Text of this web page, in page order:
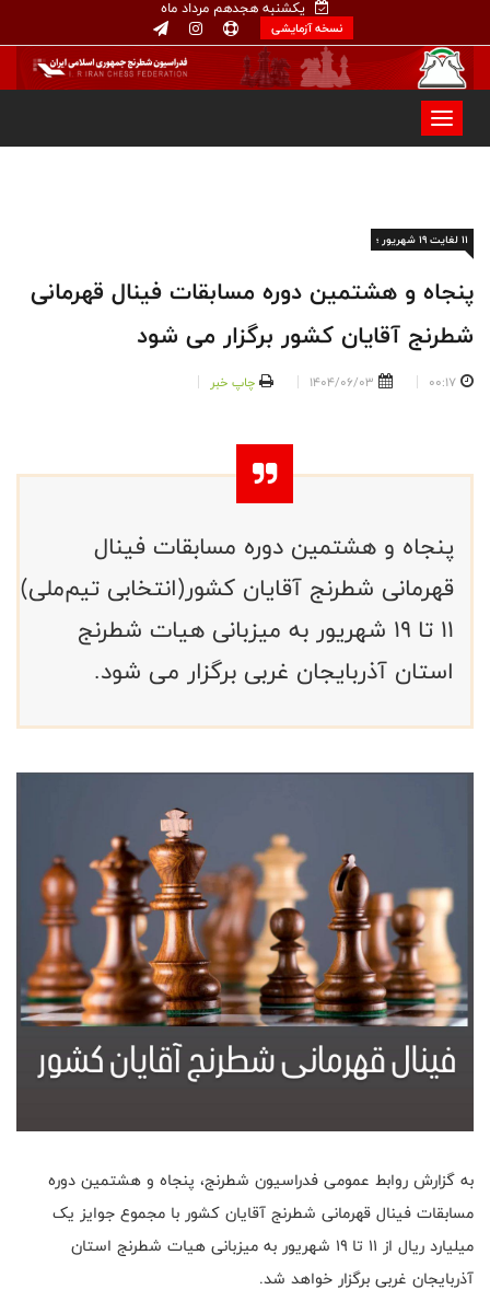
یکشنبه هجدهم مرداد ماه
نسخه آزمایشی
۱۱ لغایت ۱۹ شهریور ؛
پنجاه و هشتمین دوره مسابقات فینال قهرمانی
شطرنج آقایان کشور برگزار می شود
00:17
1404/06/03 چاپ خبر
پنجاه و هشتمین دوره مسابقات فینال
قهرمانی شطرنج آقایان کشور(انتخابی تیم‌ملی)
۱۱ تا ۱۹ شهریور به میزبانی هیات شطرنج
استان آذربایجان غربی برگزار می شود.
به گزارش روابط عمومی فدراسیون شطرنج، پنجاه و هشتمین دوره
مسابقات فینال قهرمانی شطرنج آقایان کشور با مجموع جوایز یک
میلیارد ریال از ۱۱ تا ۱۹ شهریور به میزبانی هیات شطرنج استان
آذربایجان غربی برگزار خواهد شد.